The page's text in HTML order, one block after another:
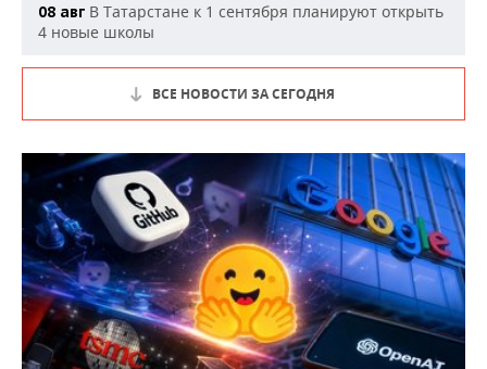
08 авг В Татарстане к 1 сентября планируют открыть
4 новые школы
ВСЕ НОВОСТИ ЗА СЕГОДНЯ